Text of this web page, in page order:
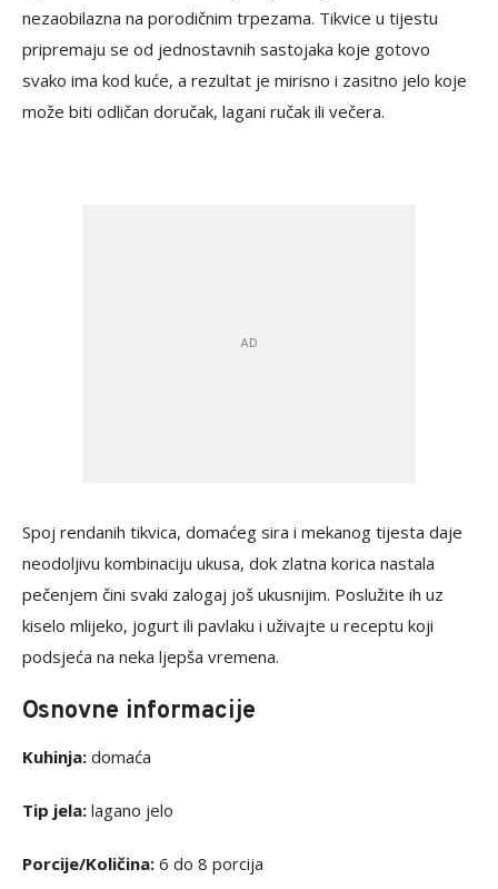
nezaobilazna na porodičnim trpezama. Tikvice u tijestu
pripremaju se od jednostavnih sastojaka koje gotovo
svako ima kod kuće, a rezultat je mirisno i zasitno jelo koje
može biti odličan doručak, lagani ručak ili večera.
Spoj rendanih tikvica, domaćeg sira i mekanog tijesta daje
neodoljivu kombinaciju ukusa, dok zlatna korica nastala
pečenjem čini svaki zalogaj još ukusnijim. Poslužite ih uz
kiselo mlijeko, jogurt ili pavlaku i uživajte u receptu koji
podsjeća na neka ljepša vremena.
Osnovne informacije
Kuhinja: domaća
Tip jela: lagano jelo
Porcije/Količina: 6 do 8 porcija